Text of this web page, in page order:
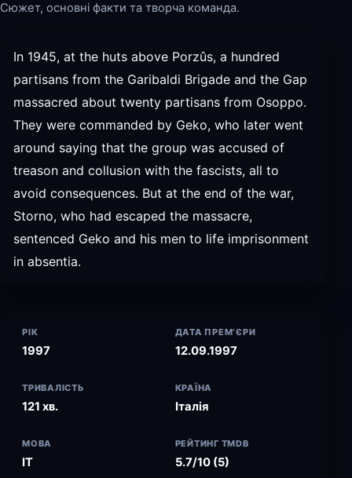
Сюжет, основні факти та творча команда.
In 1945, at the huts above Porzûs, a hundred
partisans from the Garibaldi Brigade and the Gap
massacred about twenty partisans from Osoppo.
They were commanded by Geko, who later went
around saying that the group was accused of
treason and collusion with the fascists, all to
avoid consequences. But at the end of the war,
Storno, who had escaped the massacre,
sentenced Geko and his men to life imprisonment
in absentia.
РІК
1997
ДАТА ПРЕМ’ЄРИ
12.09.1997
ТРИВАЛІСТЬ
121 хв.
КРАЇНА
Італія
МОВА
IT
РЕЙТИНГ TMDB
5.7/10 (5)